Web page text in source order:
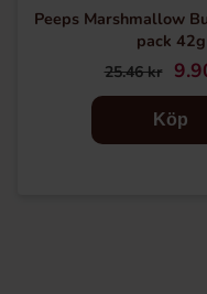
Peeps Marshmallow
pack 42g
25.46 kr
Köp